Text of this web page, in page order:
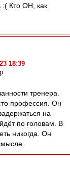
:( Кто ОН, как
18:39
тренера.
профессия. Он
на
по головам. В
никогда. Он